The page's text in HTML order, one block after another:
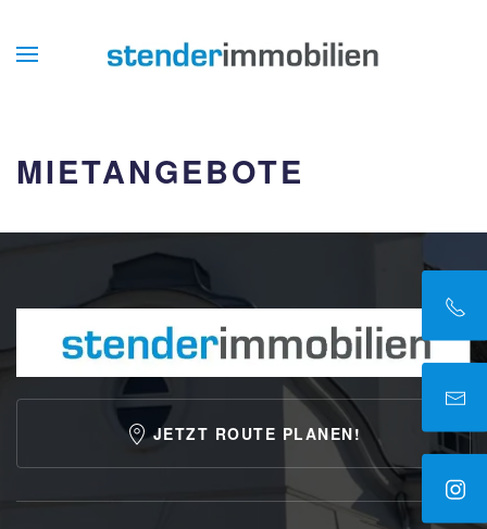
MIETANGEBOTE
JETZT ROUTE PLANEN!